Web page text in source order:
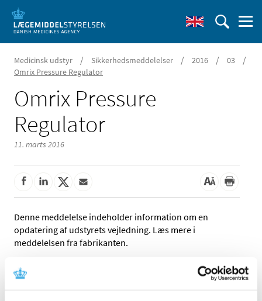
Medicinsk udstyr / Sikkerhedsmeddelelser / 2016 / 03 /
Omrix Pressure Regulator
Omrix Pressure
Regulator
11. marts 2016
Denne meddelelse indeholder information om en
opdatering af udstyrets vejledning. Læs mere i
meddelelsen fra fabrikanten.
Referencer